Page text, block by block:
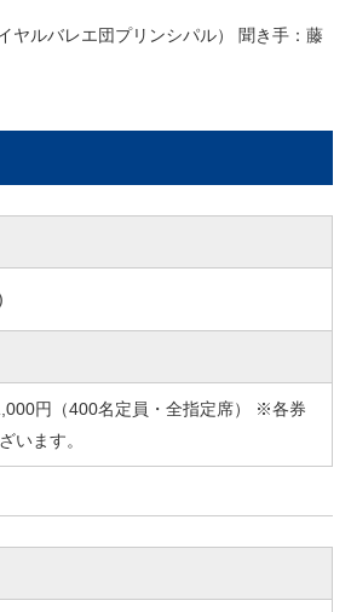
ヤルバレエ団プリンシパル） 聞き手：藤
円（400名定員・全指定席） ※各券
います。